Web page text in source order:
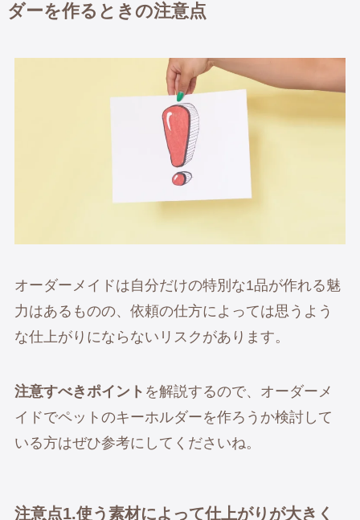
ダーを作るときの注意点
オーダーメイドは自分だけの特別な1品が作れる魅
力はあるものの、依頼の仕方によっては思うよう
な仕上がりにならないリスクがあります。
注意すべきポイント を解説するので、オーダーメ
イドでペットのキーホルダーを作ろうか検討して
いる方はぜひ参考にしてくださいね。
注意点1.使う素材によって仕上がりが大きく